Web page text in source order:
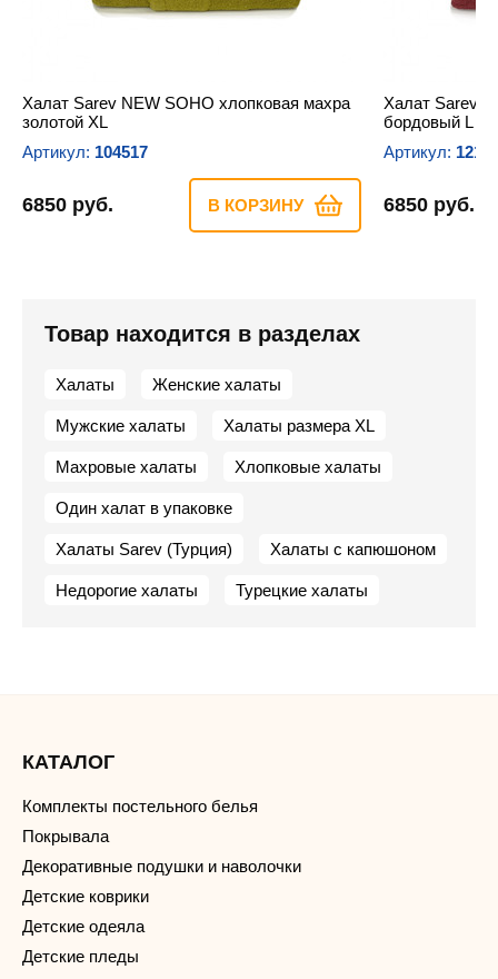
Халат Sarev NEW SOHO хлопковая махра
золотой XL
Артикул: 104517
6850 руб. В КОРЗИНУ
Халат Sarev
бордовый L
Артикул:
6850 руб.
Товар находится в разделах
Халаты Женские халаты
Мужские халаты Халаты размера XL
Махровые халаты Хлопковые халаты
Один халат в упаковке
Халаты Sarev (Турция) Халаты с капюшоном
Недорогие халаты Турецкие халаты
КАТАЛОГ
Комплекты постельного белья
Покрывала
Декоративные подушки и наволочки
Детские коврики
Детские одеяла
Детские пледы